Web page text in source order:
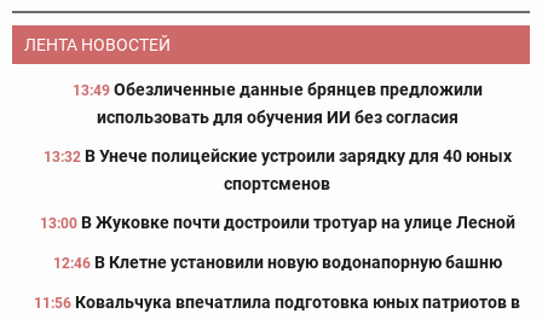
ЛЕНТА НОВОСТЕЙ
13:49 Обезличенные данные брянцев предложили
использовать для обучения ИИ без согласия
13:32 В Унече полицейские устроили зарядку для 40 юных
спортсменов
13:00 В Жуковке почти достроили тротуар на улице Лесной
12:46 В Клетне установили новую водонапорную башню
11:56 Ковальчука впечатлила подготовка юных патриотов в